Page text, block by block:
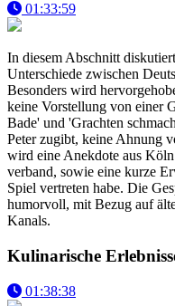
01:33:59
In diesem Abschnitt
Unterschiede zwischen
Besonders wird
keine Vorstellung von einer
Bade' und 'Grachten
Peter zugibt, keine Ahnung
wird eine Anekdote aus
verband, sowie eine kurze
Spiel vertreten habe. Die
humorvoll, mit Bezug auf
Kanals.
Kulinarische
01:38:38